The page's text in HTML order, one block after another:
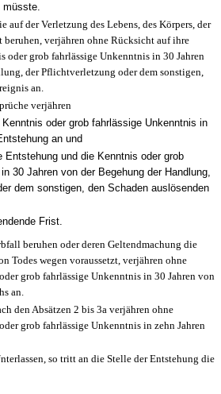
müsste.
auf der Verletzung des Lebens, des Körpers, der
beruhen, verjähren ohne Rücksicht auf ihre
oder grob fahrlässige Unkenntnis in 30 Jahren
der Pflichtverletzung oder dem sonstigen,
an.
verjähren
oder grob fahrlässige Unkenntnis in
an und
Entstehung und die Kenntnis oder grob
30 Jahren von der Begehung der Handlung,
dem sonstigen, den Schaden auslösenden
Frist.
beruhen oder deren Geltendmachung die
Todes wegen voraussetzt, verjähren ohne
grob fahrlässige Unkenntnis in 30 Jahren von
an.
den Absätzen 2 bis 3a verjähren ohne
grob fahrlässige Unkenntnis in zehn Jahren
so tritt an die Stelle der Entstehung die